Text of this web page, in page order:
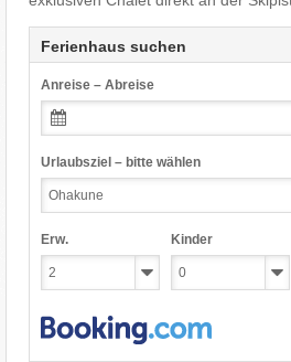
Ferienhaus suchen
Anreise – Abreise
Urlaubsziel – bitte wählen
Erw. Kinder